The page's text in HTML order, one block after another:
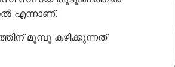
എന്നാണ്.
മുമ്പു കഴിക്കുന്നത്